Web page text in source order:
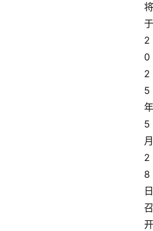
将
于
2
0
2
5
年
5
月
2
8
日
召
开